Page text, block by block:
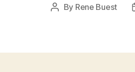
Post
By Rene Buest